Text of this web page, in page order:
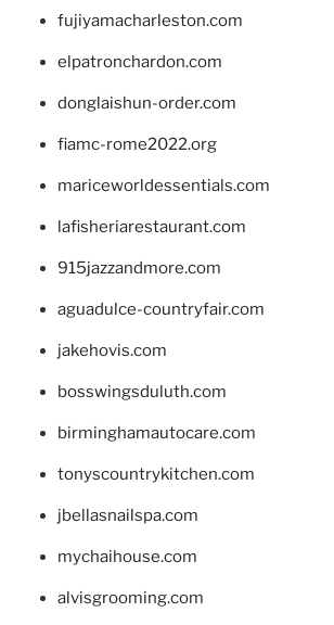
fujiyamacharleston.com
elpatronchardon.com
donglaishun-order.com
fiamc-rome2022.org
mariceworldessentials.com
lafisheriarestaurant.com
915jazzandmore.com
aguadulce-countryfair.com
jakehovis.com
bosswingsduluth.com
birminghamautocare.com
tonyscountrykitchen.com
jbellasnailspa.com
mychaihouse.com
alvisgrooming.com